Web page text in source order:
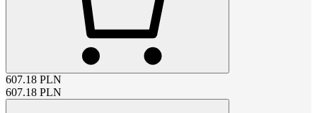
607.18 PLN
607.18 PLN